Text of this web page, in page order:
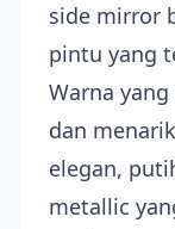
side mirror
pintu yang
Warna
dan
elegan,
metallic